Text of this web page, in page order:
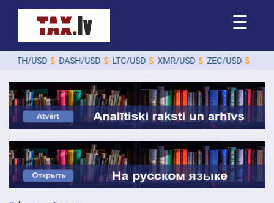
☰
USD$ DASH/USD$ LTC/USD$ XMR/USD$ ZEC/USD$